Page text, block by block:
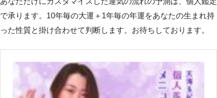
で承ります。10年毎の大運＋1年毎の年運をあなたの生まれ持
った性質と掛け合わせて判断します。お待ちしております。